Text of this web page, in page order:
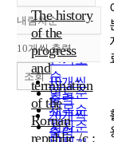
정확도
순
인기도
순
연도순
제목순
저자순
내림차순
내림차순
10개씩 출력
10개씩
출력
20개씩
출력
조회
The history
of the
progress
and
termination
of the
Roman
republic /c :